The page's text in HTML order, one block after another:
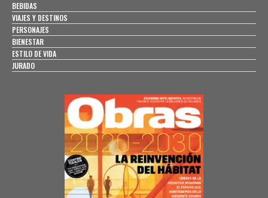
BEBIDAS
VIAJES Y DESTINOS
PERSONAJES
BIENESTAR
ESTILO DE VIDA
JURADO